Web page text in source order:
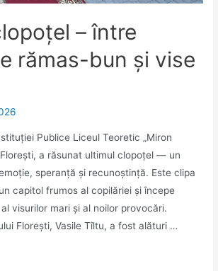
– între
rămas-bun și vise
Publice Liceul Teoretic „Miron
Florești, a răsunat ultimul clopoțel — un
speranță și recunoștință. Este clipa
capitol frumos al copilăriei și începe
visurilor mari și al noilor provocări.
Florești, Vasile Tîltu, a fost alături …